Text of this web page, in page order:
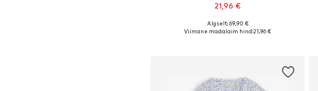
21,96 €
Saadaolevad suurused: XXL, XXXL, 5XL
Algselt: 69,90 €
Viimane madalaim hind:21,96 €